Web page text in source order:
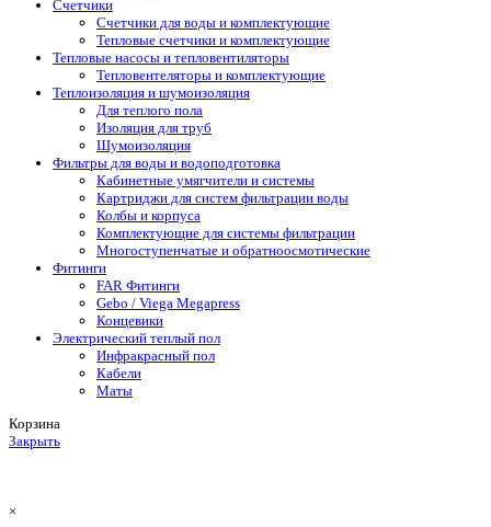
Счетчики
Счетчики для воды и комплектующие
Тепловые счетчики и комплектующие
Тепловые насосы и тепловентиляторы
Тепловентеляторы и комплектующие
Теплоизоляция и шумоизоляция
Для теплого пола
Изоляция для труб
Шумоизоляция
Фильтры для воды и водоподготовка
Кабинетные умягчители и системы
Картриджи для систем фильтрации воды
Колбы и корпуса
Комплектующие для системы фильтрации
Многоступенчатые и обратноосмотические
Фитинги
FAR Фитинги
Gebo / Viega Megapress
Концевики
Электрический теплый пол
Инфракрасный пол
Кабели
Маты
Корзина
Закрыть
×